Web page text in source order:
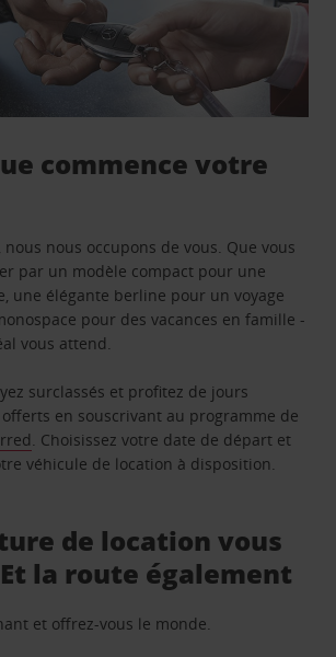
commence votre
nous nous occupons de vous. Que vous
par un modèle compact pour une
une élégante berline pour un voyage
pour des vacances en famille -
vous attend.
surclassés et profitez de jours
en souscrivant au programme de
. Choisissez votre date de départ et
véhicule de location à disposition.
de location vous
la route également
et offrez-vous le monde.